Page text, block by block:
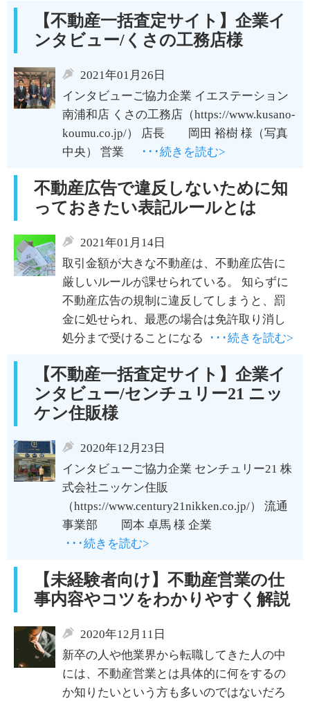
【不動産一括査定サイト】企業イ
ンタビュー/くさの工務店様
2021年01月26日
インタビューご協力企業 イエステーション
南浦和店 くさの工務店（https://www.kusano-
koumu.co.jp/） 店長 岡田 裕樹 様（写真
中央） 営業
･･･続きを読む>
不動産広告で違反しないために知
っておきたい表記ルールとは
2021年01月14日
取引金額が大きな不動産は、不動産広告に
厳しいルールが課せられている。 知らずに
不動産広告の規制に違反してしまうと、罰
金に処せられ、最悪の場合は免許取り消し
処分まで受けることになる
･･･続きを読む>
【不動産一括査定サイト】企業イ
ンタビュー/センチュリー21 ニッ
ケン住販様
2020年12月23日
インタビューご協力企業 センチュリー21 株
式会社ニッケン住販
（https://www.century21nikken.co.jp/） 流通
事業部 岡本 卓馬 様 企業
･･･続きを読む>
【未経験者向け】不動産営業の仕
事内容やコツをわかりやすく解説
2020年12月11日
新卒の人や他業界から転職してきた人の中
には、不動産営業とは具体的に何をするの
か知りたいという方も多いのではないだろ